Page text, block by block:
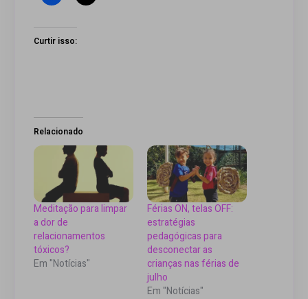
Curtir isso:
Relacionado
Meditação para limpar
a dor de
relacionamentos
tóxicos?
Em "Notícias"
Férias ON, telas OFF:
estratégias
pedagógicas para
desconectar as
crianças nas férias de
julho
Em "Notícias"